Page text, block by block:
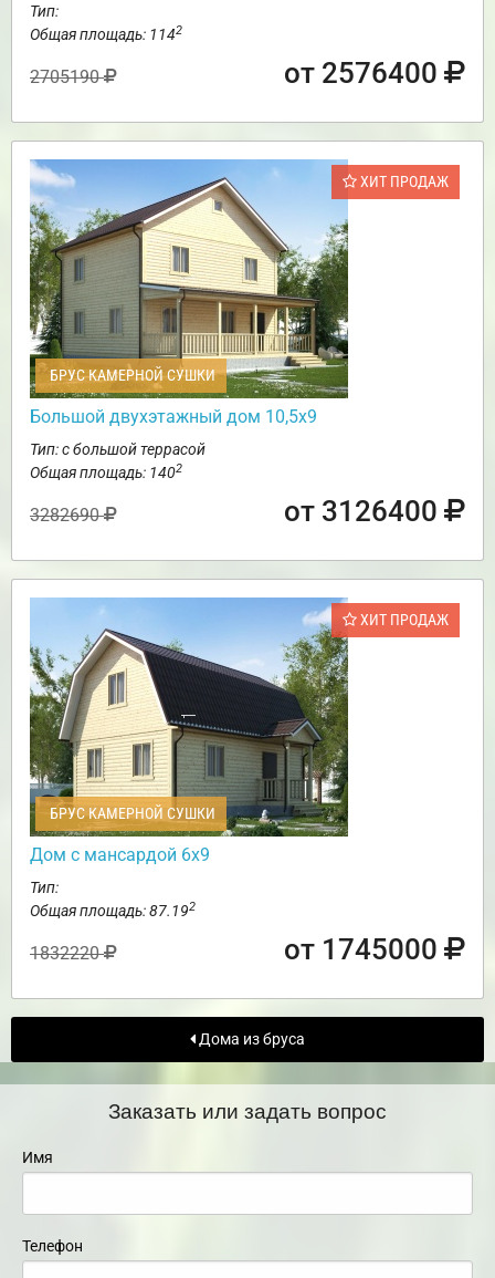
Тип:
Общая площадь: 1142
2705190 от 2576400
ХИТ ПРОДАЖ
БРУС КАМЕРНОЙ СУШКИ
Большой двухэтажный дом 10,5х9
Тип: с большой террасой
Общая площадь: 1402
3282690 от 3126400
ХИТ ПРОДАЖ
БРУС КАМЕРНОЙ СУШКИ
Дом с мансардой 6х9
Тип:
Общая площадь: 87.192
1832220 от 1745000
Дома из бруса
Заказать или задать вопрос
Имя
Телефон